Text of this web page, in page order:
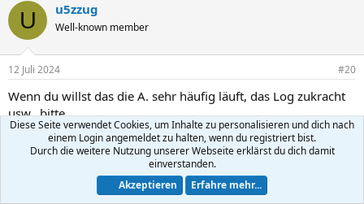
U u5zzug
Well-known member
12 Juli 2024 #20
Wenn du willst das die A. sehr häufig läuft, das Log zukracht
usw., bitte.
Hier scheinen ja nicht Unmengen an verkomplizierenden
Nebenbedingungen im Spiel zu sein.
1 von 2 Nächste Letzte
Diese Seite verwendet Cookies, um Inhalte zu personalisieren und dich nach
einem Login angemeldet zu halten, wenn du registriert bist.
Durch die weitere Nutzung unserer Webseite erklärst du dich damit
einverstanden.
Akzeptieren
Erfahre mehr...